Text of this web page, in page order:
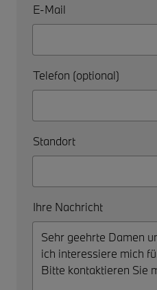
E-Mail
Telefon (optional)
Standort
Ihre Nachricht